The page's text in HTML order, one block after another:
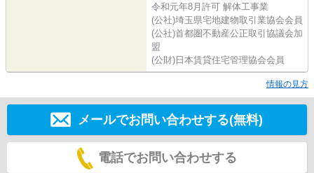
令和元年8月許可 解体工事業
(公社)埼玉県宅地建物取引業協会会員
(公社)首都圏不動産公正取引協議会加
盟
(公財)日本賃貸住宅管理協会会員
情報の見方
メールでお問い合わせする(無料)
電話でお問い合わせする